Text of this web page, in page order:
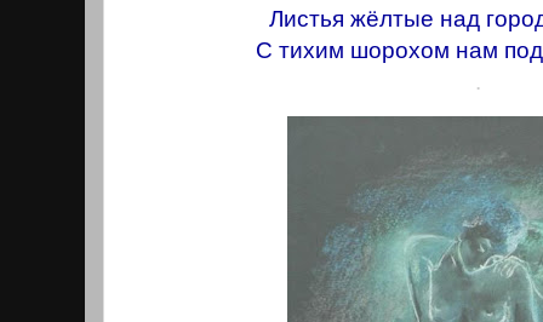
Листья жёлтые над
С тихим шорохом нам
.